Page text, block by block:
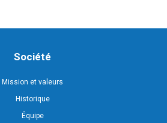
Société
Mission et valeurs
Historique
Équipe